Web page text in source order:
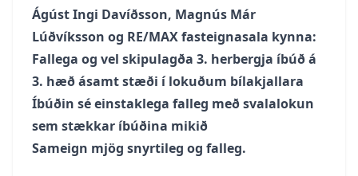
Ágúst Ingi Davíðsson, Magnús Már
Lúðvíksson og RE/MAX fasteignasala kynna:
Fallega og vel skipulagða 3. herbergja íbúð á
3. hæð ásamt stæði í lokuðum bílakjallara
Íbúðin sé einstaklega falleg með svalalokun
sem stækkar íbúðina mikið
Sameign mjög snyrtileg og falleg.